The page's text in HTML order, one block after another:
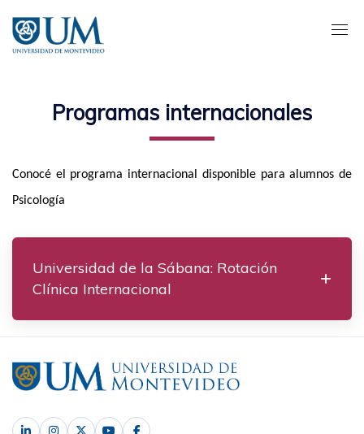
contenido
principal
Programas internacionales
Conocé el programa internacional disponible para alumnos de
Psicología
Universidad de la Sábana: Rotación
Clínica Internacional